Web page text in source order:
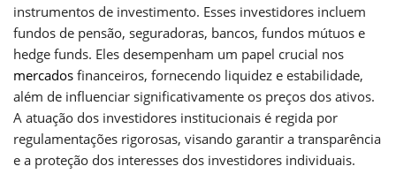
instrumentos de investimento. Esses investidores incluem
fundos de pensão, seguradoras, bancos, fundos mútuos e
hedge funds. Eles desempenham um papel crucial nos
mercados financeiros, fornecendo liquidez e estabilidade,
além de influenciar significativamente os preços dos ativos.
A atuação dos investidores institucionais é regida por
regulamentações rigorosas, visando garantir a transparência
e a proteção dos interesses dos investidores individuais.